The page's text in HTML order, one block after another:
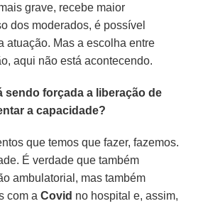
grave, recebe maior
dos moderados, é possível
atuação. Mas a escolha entre
aqui não está acontecendo.
sendo forçada a liberação de
a capacidade?
que temos que fazer, fazemos.
É verdade que também
ambulatorial, mas também
com aCovid no hospital e, assim,